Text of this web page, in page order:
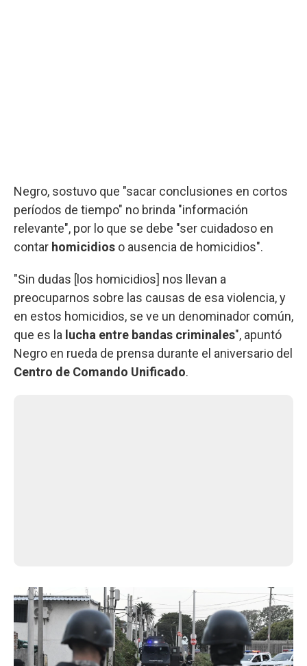
Negro, sostuvo que "sacar conclusiones en cortos
períodos de tiempo" no brinda "información
relevante", por lo que se debe "ser cuidadoso en
contar homicidios o ausencia de homicidios".
"Sin dudas [los homicidios] nos llevan a
preocuparnos sobre las causas de esa violencia, y
en estos homicidios, se ve un denominador común,
que es la lucha entre bandas criminales", apuntó
Negro en rueda de prensa durante el aniversario del
Centro de Comando Unificado.